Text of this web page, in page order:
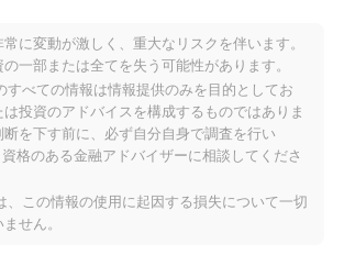
性トークン（NFT）や分散型アプリケーション
ル所有権とアイデンティティを促進しています。
ングは、クリエイターと消費者の両方を力づける
おり、デジタル資産と分散型アイデンティティソ
進化する風景において重要なプレーヤーとなって
、どのように始まりましたか？
3月に創設者のMarjorie Hernandezと共同創設者
ンの専門家であるFabian Vogelstellerがホワイト
に変動が激しく、重大なリスクを伴います。
一部または全てを失う可能性があります。
すべての情報は情報提供のみを目的としてお
は投資のアドバイスを構成するものではありま
を下す前に、必ず自分自身で調査を行い
資格のある金融アドバイザーに相談してくださ
、この情報の使用に起因する損失について一切
せん。